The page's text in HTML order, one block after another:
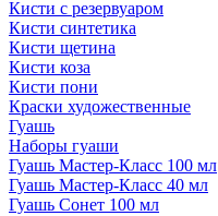
Кисти с резервуаром
Кисти синтетика
Кисти щетина
Кисти коза
Кисти пони
Краски художественные
Гуашь
Наборы гуаши
Гуашь Мастер-Класс 100 мл
Гуашь Мастер-Класс 40 мл
Гуашь Сонет 100 мл